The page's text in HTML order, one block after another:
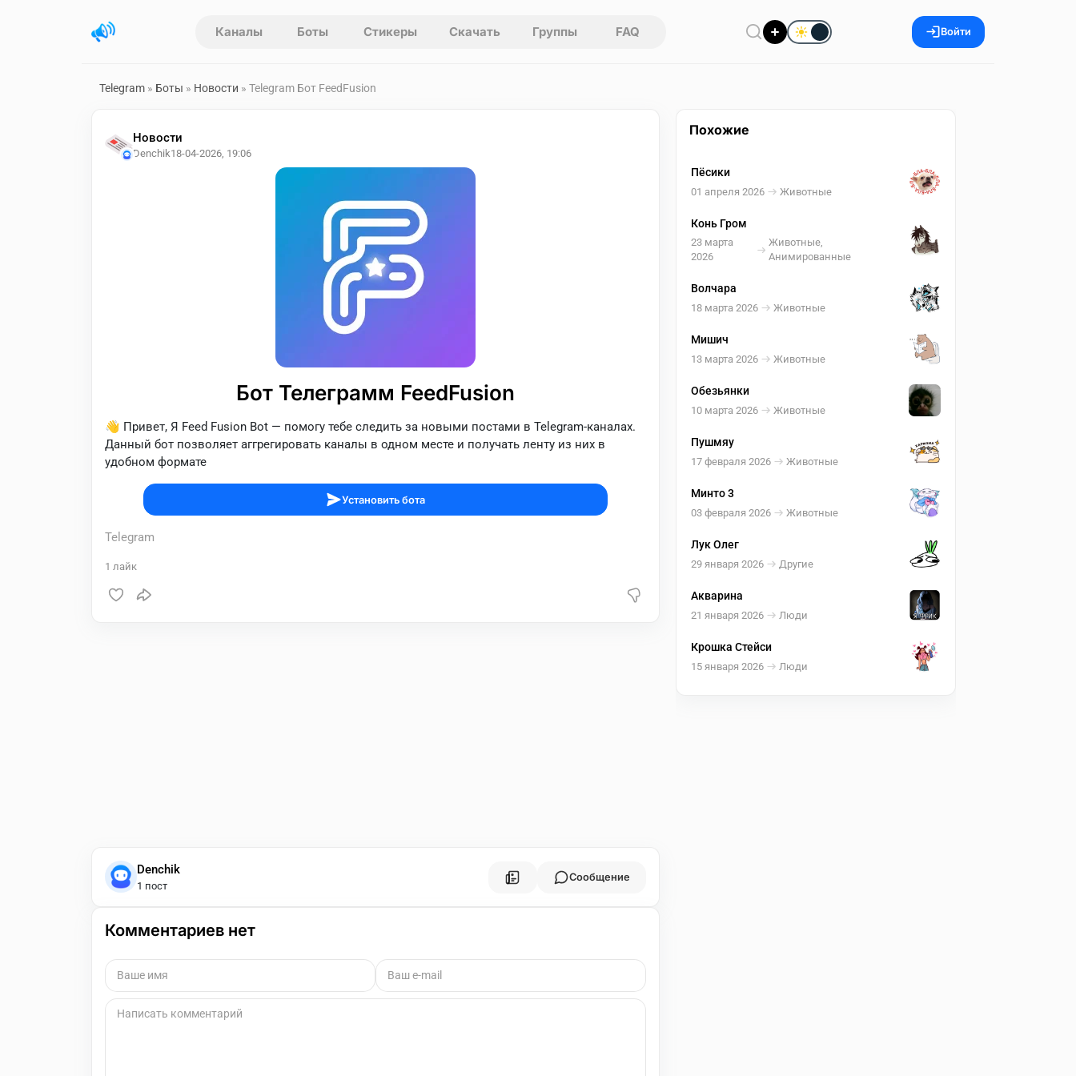
Каналы Боты Стикеры Скачать Группы FAQ Войти
Telegram » Боты » Новости » Telegram Бот FeedFusion
Новости
Denchik18-04-2026, 19:06
Бот Телеграмм FeedFusion
👋 Привет, Я Feed Fusion Bot — помогу тебе следить за новыми постами в Telegram-каналах.
Данный бот позволяет аггрегировать каналы в одном месте и получать ленту из них в
удобном формате
Установить бота
Telegram
1 лайк
Denchik
1 пост
Сообщение
Комментариев нет
Похожие
Пёсики
01 апреля 2026 Животные
Конь Гром
23 марта
2026
Животные,
Анимированные
Волчара
18 марта 2026 Животные
Мишич
13 марта 2026 Животные
Обезьянки
10 марта 2026 Животные
Пушмяу
17 февраля 2026 Животные
Минто 3
03 февраля 2026 Животные
Лук Олег
29 января 2026 Другие
Акварина
21 января 2026 Люди
Крошка Стейси
15 января 2026 Люди